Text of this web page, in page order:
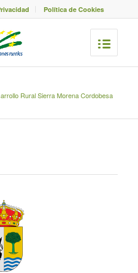
Política de Cookies
Rural Sierra Morena Cordobesa